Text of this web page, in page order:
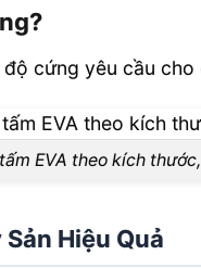
độ cứng yêu cầu cho
EVA theo kích
Hiệu Quả